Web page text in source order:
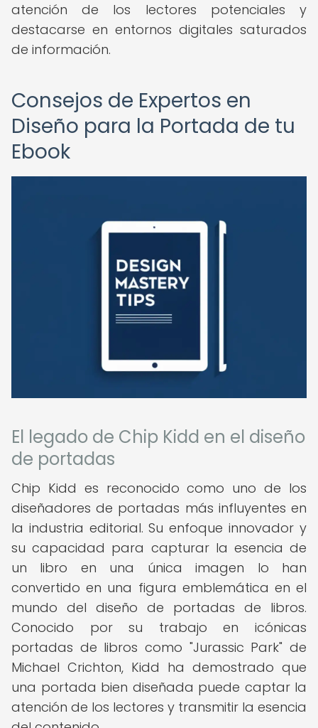
atención de los lectores potenciales y
destacarse en entornos digitales saturados
de información.
Consejos de Expertos en
Diseño para la Portada de tu
Ebook
El legado de Chip Kidd en el diseño
de portadas
Chip Kidd es reconocido como uno de los
diseñadores de portadas más influyentes en
la industria editorial. Su enfoque innovador y
su capacidad para capturar la esencia de
un libro en una única imagen lo han
convertido en una figura emblemática en el
mundo del diseño de portadas de libros.
Conocido por su trabajo en icónicas
portadas de libros como "Jurassic Park" de
Michael Crichton, Kidd ha demostrado que
una portada bien diseñada puede captar la
atención de los lectores y transmitir la esencia